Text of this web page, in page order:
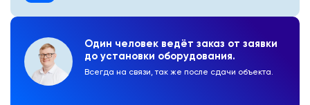
Один человек ведёт заказ от заявки
до установки оборудования.
Всегда на связи, так же после сдачи объекта.